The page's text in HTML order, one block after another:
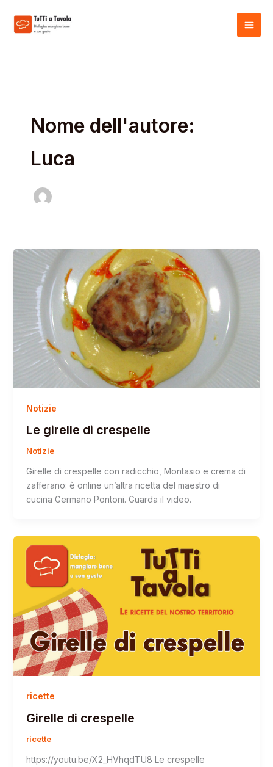
contenuto
Nome dell'autore:
Luca
Notizie
Le girelle di crespelle
Notizie
Girelle di crespelle con radicchio, Montasio e crema di
zafferano: è online un’altra ricetta del maestro di
cucina Germano Pontoni. Guarda il video.
ricette
Girelle di crespelle
ricette
https://youtu.be/X2_HVhqdTU8 Le crespelle